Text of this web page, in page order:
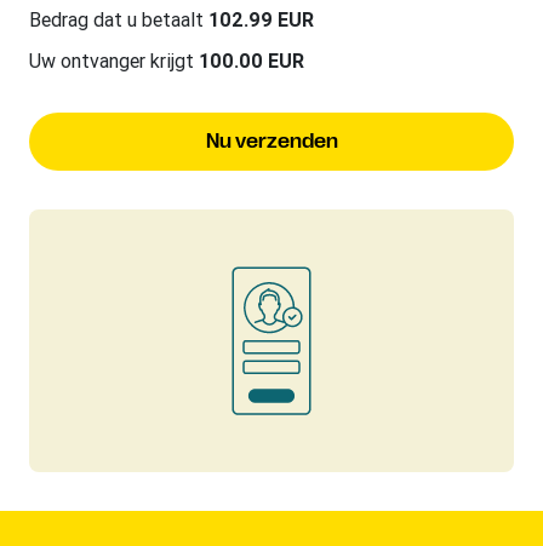
Bedrag dat u betaalt 102.99 EUR
Uw ontvanger krijgt 100.00 EUR
Nu verzenden